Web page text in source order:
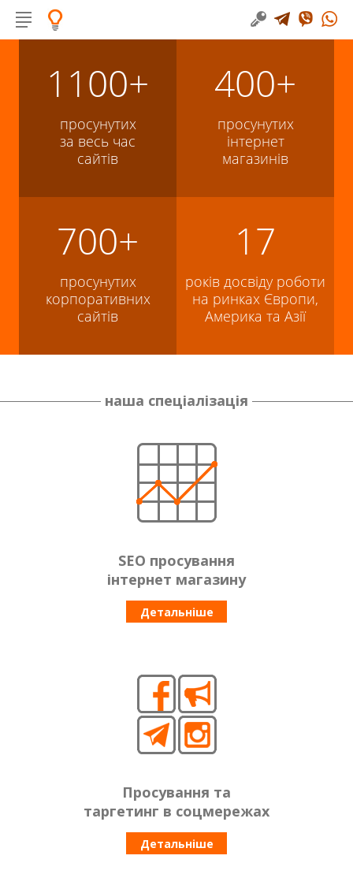
1100+
просунутих
за весь час
сайтів
400+
просунутих
інтернет
магазинів
700+
просунутих
корпоративних
сайтів
17
років досвіду роботи
на ринках Європи,
Америка та Азії
наша спеціалізація
SEO просування
інтернет магазину
Детальніше
Просування та
таргетинг в соцмережах
Детальніше